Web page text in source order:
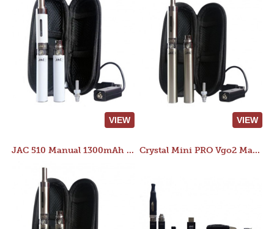
VIEW VIEW
JAC 510 Manual 1300mAh Starter Kit Crystal Mini PRO Vgo2 Manual 400mAh Kit